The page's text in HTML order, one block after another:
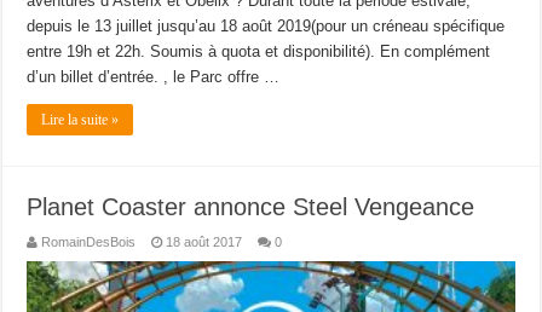
depuis le 13 juillet jusqu’au 18 août 2019(pour un créneau spécifique
entre 19h et 22h. Soumis à quota et disponibilité). En complément
d’un billet d’entrée. , le Parc offre …
Lire la suite »
Planet Coaster annonce Steel Vengeance
RomainDesBois 18 août 2017 0